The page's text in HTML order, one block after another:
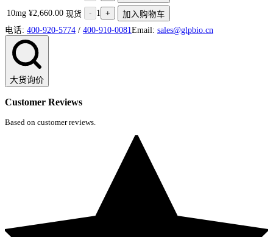
10mg ¥2,660.00 现货 - 1 +
加入购物车
电话: 400-920-5774 / 400-910-0081 Email: sales@glpbio.cn
大货询价
Customer Reviews
Based on customer reviews.